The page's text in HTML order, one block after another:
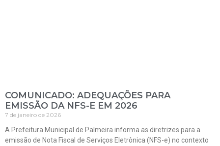
COMUNICADO: ADEQUAÇÕES PARA
EMISSÃO DA NFS-E EM 2026
7 de janeiro de 2026
A Prefeitura Municipal de Palmeira informa as diretrizes para a
emissão de Nota Fiscal de Serviços Eletrônica (NFS-e) no contexto